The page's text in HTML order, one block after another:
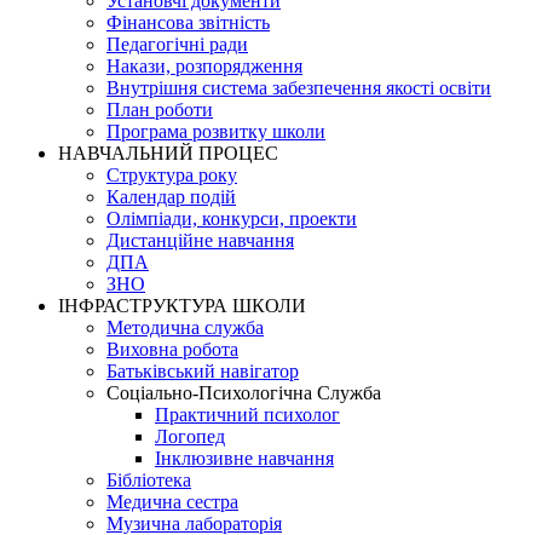
Фінансова звітність
Педагогічні ради
Накази, розпорядження
Внутрішня система забезпечення якості освіти
План роботи
Програма розвитку школи
НАВЧАЛЬНИЙ ПРОЦЕС
Структура року
Календар подій
Олімпіади, конкурси, проекти
Дистанційне навчання
ДПА
ЗНО
ІНФРАСТРУКТУРА ШКОЛИ
Методична служба
Виховна робота
Батьківський навігатор
Соціально-Психологічна Служба
Практичний психолог
Логопед
Інклюзивне навчання
Бібліотека
Медична сестра
Музична лабораторія